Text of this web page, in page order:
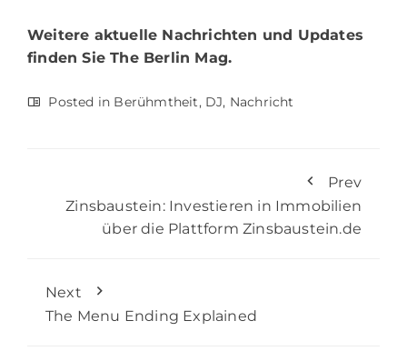
Weitere aktuelle Nachrichten und Updates
finden SieThe Berlin Mag.
Posted in Berühmtheit, DJ, Nachricht
Prev
Zinsbaustein: Investieren in Immobilien
über die Plattform Zinsbaustein.de
Next
The Menu Ending Explained